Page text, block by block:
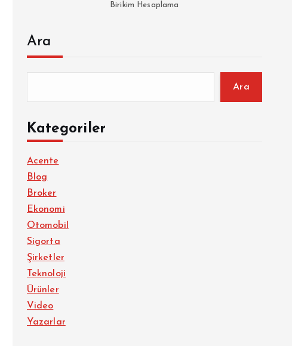
Birikim Hesaplama
Ara
Ara
Kategoriler
Acente
Blog
Broker
Ekonomi
Otomobil
Sigorta
Şirketler
Teknoloji
Ürünler
Video
Yazarlar